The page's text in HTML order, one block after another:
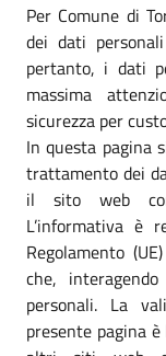
Per Comune di
dei dati
pertanto, i dati
massima
sicurezza per
In questa pagina
trattamento dei
il sito web
L’informativa
Regolamento
che,
personali. La
presente pagina